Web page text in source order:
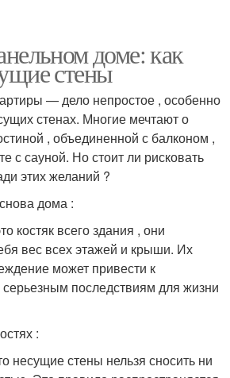
доме: как
стены
— дело непростое , особенно
стенах. Многие мечтают о
, объединенной с балконом ,
с сауной. Но стоит ли рисковать
этих желаний ?
дома :
костяк всего здания , они
вес всех этажей и крыши. Их
может привести к
последствиям для жизни
:
несущие стены нельзя сносить ни